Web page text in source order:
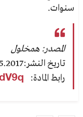
سنوات.
المصدر: همخلول
تاريخ النشر:13.05.2017
رابط المادة: